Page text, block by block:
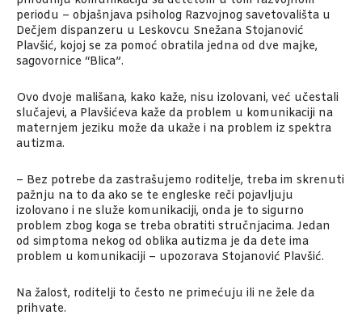
periodu – objašnjava psiholog Razvojnog savetovališta u
Dečjem dispanzeru u Leskovcu Snežana Stojanović
Plavšić, kojoj se za pomoć obratila jedna od dve majke,
sagovornice “Blica”.
Ovo dvoje mališana, kako kaže, nisu izolovani, već učestali
slučajevi, a Plavšićeva kaže da problem u komunikaciji na
maternjem jeziku može da ukaže i na problem iz spektra
autizma.
– Bez potrebe da zastrašujemo roditelje, treba im skrenuti
pažnju na to da ako se te engleske reči pojavljuju
izolovano i ne služe komunikaciji, onda je to sigurno
problem zbog koga se treba obratiti stručnjacima. Jedan
od simptoma nekog od oblika autizma je da dete ima
problem u komunikaciji – upozorava Stojanović Plavšić.
Na žalost, roditelji to često ne primećuju ili ne žele da
prihvate.